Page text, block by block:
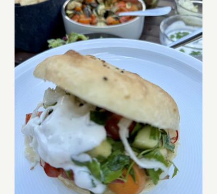
Grillgemüse Döner Rechteckiger
Grillstein